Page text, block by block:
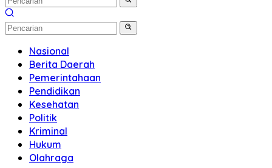
Nasional
Berita Daerah
Pemerintahaan
Pendidikan
Kesehatan
Politik
Kriminal
Hukum
Olahraga